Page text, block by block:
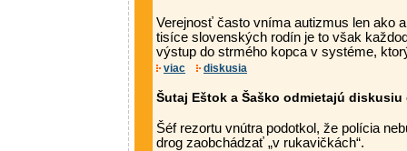
Verejnosť často vníma autizmus len ako
tisíce slovenských rodín je to však
výstup do strmého kopca v systéme,
viac diskusia
Šutaj Eštok a Šaško odmietajú
Šéf rezortu vnútra podotkol, že polícia
drog zaobchádzať „v rukavičkách“.